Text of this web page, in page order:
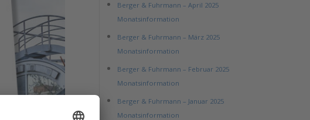
Berger & Fuhrmann – April 2025
Monatsinformation
Berger & Fuhrmann – März 2025
Monatsinformation
Berger & Fuhrmann – Februar 2025
Monatsinformation
Berger & Fuhrmann – Januar 2025
Monatsinformation